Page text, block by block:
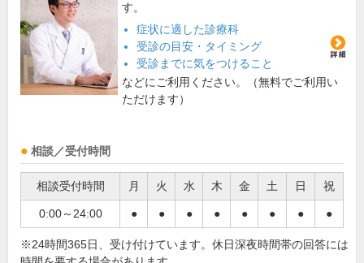
す。
症状に適した診療科
受診の目安・タイミング
受診までに気をつけること
などにご利用ください。（無料でご利用い
ただけます）
相談／受付時間
相談受付時間 月 火 水 木 金 土 日 祝
0:00～24:00 ● ● ● ● ● ● ● ●
※24時間365日、受け付けています。休日深夜時間帯の回答には